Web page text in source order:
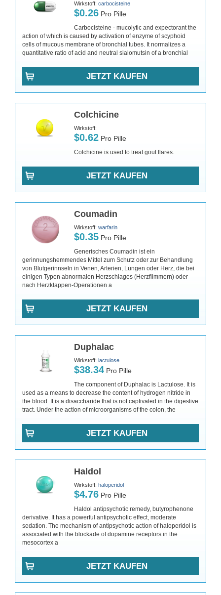
Wirkstoff: carbocisteine
$0.26 Pro Pille
Carbocisteine - mucolytic and expectorant the
action of which is caused by activation of enzyme of scyphoid
cells of mucous membrane of bronchial tubes. It normalizes a
quantitative ratio of acid and neutral sialomutsin of a bronchial
JETZT KAUFEN
Colchicine
Wirkstoff:
$0.62 Pro Pille
Colchicine is used to treat gout flares.
JETZT KAUFEN
Coumadin
Wirkstoff: warfarin
$0.35 Pro Pille
Generisches Coumadin ist ein
gerinnungshemmendes Mittel zum Schutz oder zur Behandlung
von Blutgerinnseln in Venen, Arterien, Lungen oder Herz, die bei
einigen Typen abnormalen Herzschlages (Herzflimmern) oder
nach Herzklappen-Operationen a
JETZT KAUFEN
Duphalac
Wirkstoff: lactulose
$38.34 Pro Pille
The component of Duphalac is Lactulose. It is
used as a means to decrease the content of hydrogen nitride in
the blood. It is a disaccharide that is not captivated in the digestive
tract. Under the action of microorganisms of the colon, the
JETZT KAUFEN
Haldol
Wirkstoff: haloperidol
$4.76 Pro Pille
Haldol antipsychotic remedy, butyrophenone
derivative. It has a powerful antipsychotic effect, moderate
sedation. The mechanism of antipsychotic action of haloperidol is
associated with the blockade of dopamine receptors in the
mesocortex a
JETZT KAUFEN